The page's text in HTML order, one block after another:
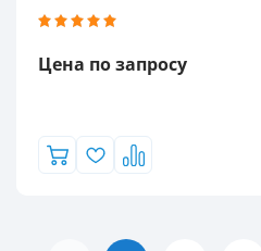
Цена по запросу